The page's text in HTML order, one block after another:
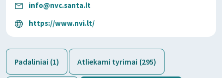
info@nvc.santa.lt
https://www.nvi.lt/
Padaliniai (1) Atliekami tyrimai (295)